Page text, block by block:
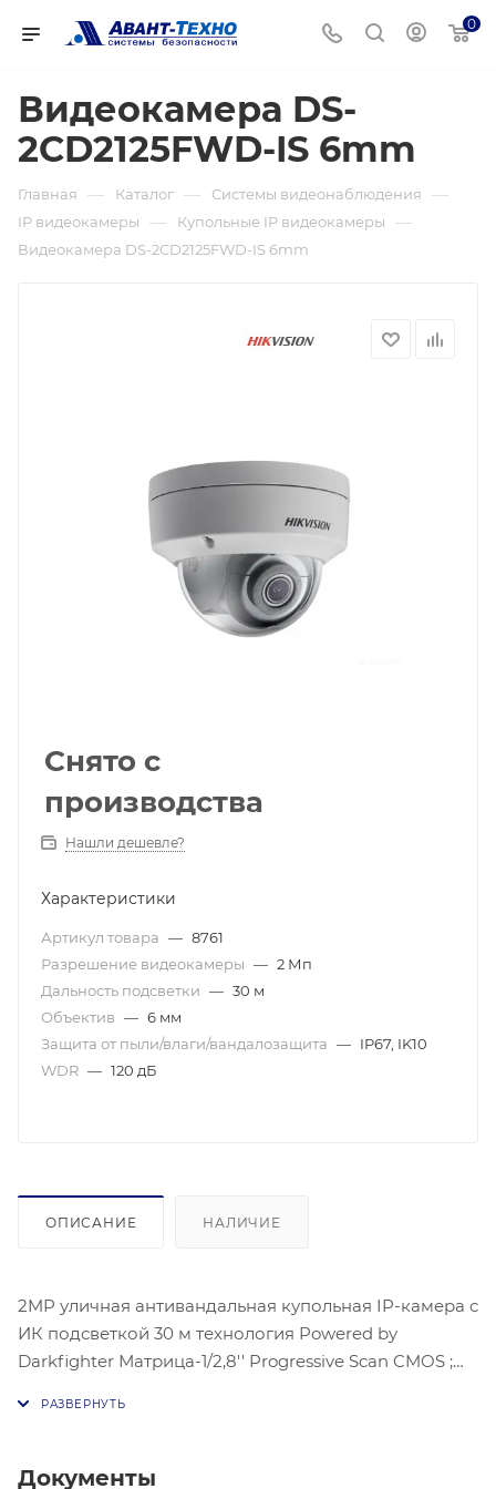
0
Видеокамера DS-
2CD2125FWD-IS 6mm
Главная — Каталог — Системы видеонаблюдения —
IP видеокамеры — Купольные IP видеокамеры —
Видеокамера DS-2CD2125FWD-IS 6mm
Снято с
производства
Нашли дешевле?
Характеристики
Артикул товара — 8761
Разрешение видеокамеры — 2 Мп
Дальность подсветки — 30 м
Объектив — 6 мм
Защита от пыли/влаги/вандалозащита — IP67, IK10
WDR — 120 дБ
ОПИСАНИЕ НАЛИЧИЕ
2MP уличная антивандальная купольная IP-камера с
ИК подсветкой 30 м технология Powered by
Darkfighter Матрица-1/2,8'' Progressive Scan CMOS ;
горизонтали: 52°, Видео сжатие-Основной поток:
Документы